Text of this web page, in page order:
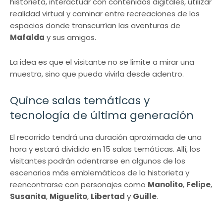
realidad virtual y caminar entre recreaciones de los
espacios donde transcurrían las aventuras de
Mafalda y sus amigos.
La idea es que el visitante no se limite a mirar una
muestra, sino que pueda vivirla desde adentro.
Quince salas temáticas y
tecnología de última generación
El recorrido tendrá una duración aproximada de una
hora y estará dividido en 15 salas temáticas. Allí, los
visitantes podrán adentrarse en algunos de los
escenarios más emblemáticos de la historieta y
reencontrarse con personajes como Manolito, Felipe,
Susanita, Miguelito, Libertad y Guille.